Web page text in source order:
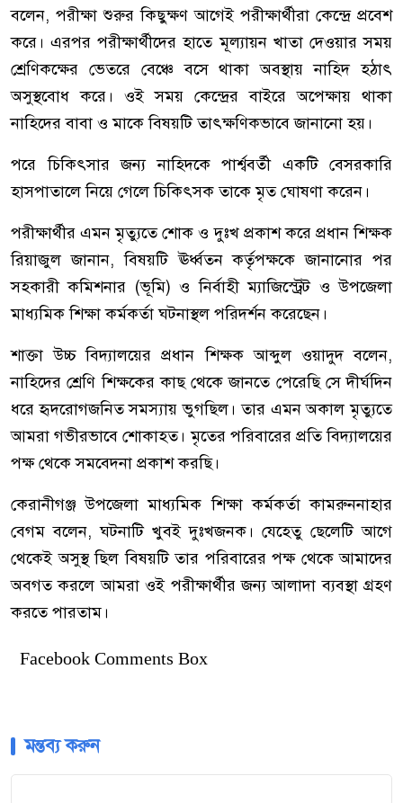
বলেন, পরীক্ষা শুরুর কিছুক্ষণ আগেই পরীক্ষার্থীরা কেন্দ্রে প্রবেশ
করে। এরপর পরীক্ষার্থীদের হাতে মূল্যায়ন খাতা দেওয়ার সময়
শ্রেণিকক্ষের ভেতরে বেঞ্চে বসে থাকা অবস্থায় নাহিদ হঠাৎ
অসুস্থবোধ করে। ওই সময় কেন্দ্রের বাইরে অপেক্ষায় থাকা
নাহিদের বাবা ও মাকে বিষয়টি তাৎক্ষণিকভাবে জানানো হয়।
পরে চিকিৎসার জন্য নাহিদকে পার্শ্ববর্তী একটি বেসরকারি
হাসপাতালে নিয়ে গেলে চিকিৎসক তাকে মৃত ঘোষণা করেন।
পরীক্ষার্থীর এমন মৃত্যুতে শোক ও দুঃখ প্রকাশ করে প্রধান শিক্ষক
রিয়াজুল জানান, বিষয়টি ঊর্ধ্বতন কর্তৃপক্ষকে জানানোর পর
সহকারী কমিশনার (ভূমি) ও নির্বাহী ম্যাজিস্ট্রেট ও উপজেলা
মাধ্যমিক শিক্ষা কর্মকর্তা ঘটনাস্থল পরিদর্শন করেছেন।
শাক্তা উচ্চ বিদ্যালয়ের প্রধান শিক্ষক আব্দুল ওয়াদুদ বলেন,
নাহিদের শ্রেণি শিক্ষকের কাছ থেকে জানতে পেরেছি সে দীর্ঘদিন
ধরে হৃদরোগজনিত সমস্যায় ভুগছিল। তার এমন অকাল মৃত্যুতে
আমরা গভীরভাবে শোকাহত। মৃতের পরিবারের প্রতি বিদ্যালয়ের
পক্ষ থেকে সমবেদনা প্রকাশ করছি।
কেরানীগঞ্জ উপজেলা মাধ্যমিক শিক্ষা কর্মকর্তা কামরুননাহার
বেগম বলেন, ঘটনাটি খুবই দুঃখজনক। যেহেতু ছেলেটি আগে
থেকেই অসুস্থ ছিল বিষয়টি তার পরিবারের পক্ষ থেকে আমাদের
অবগত করলে আমরা ওই পরীক্ষার্থীর জন্য আলাদা ব্যবস্থা গ্রহণ
করতে পারতাম।
Facebook Comments Box
মন্তব্য করুন